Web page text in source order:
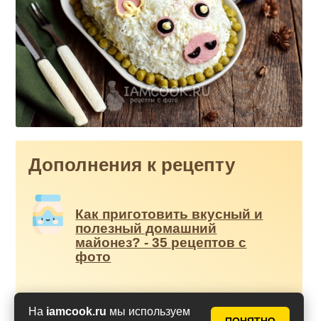
На iamcook.ru мы используем
Дополнения к рецепту
Как приготовить вкусный и
полезный домашний
майонез? - 35 рецептов с
фото